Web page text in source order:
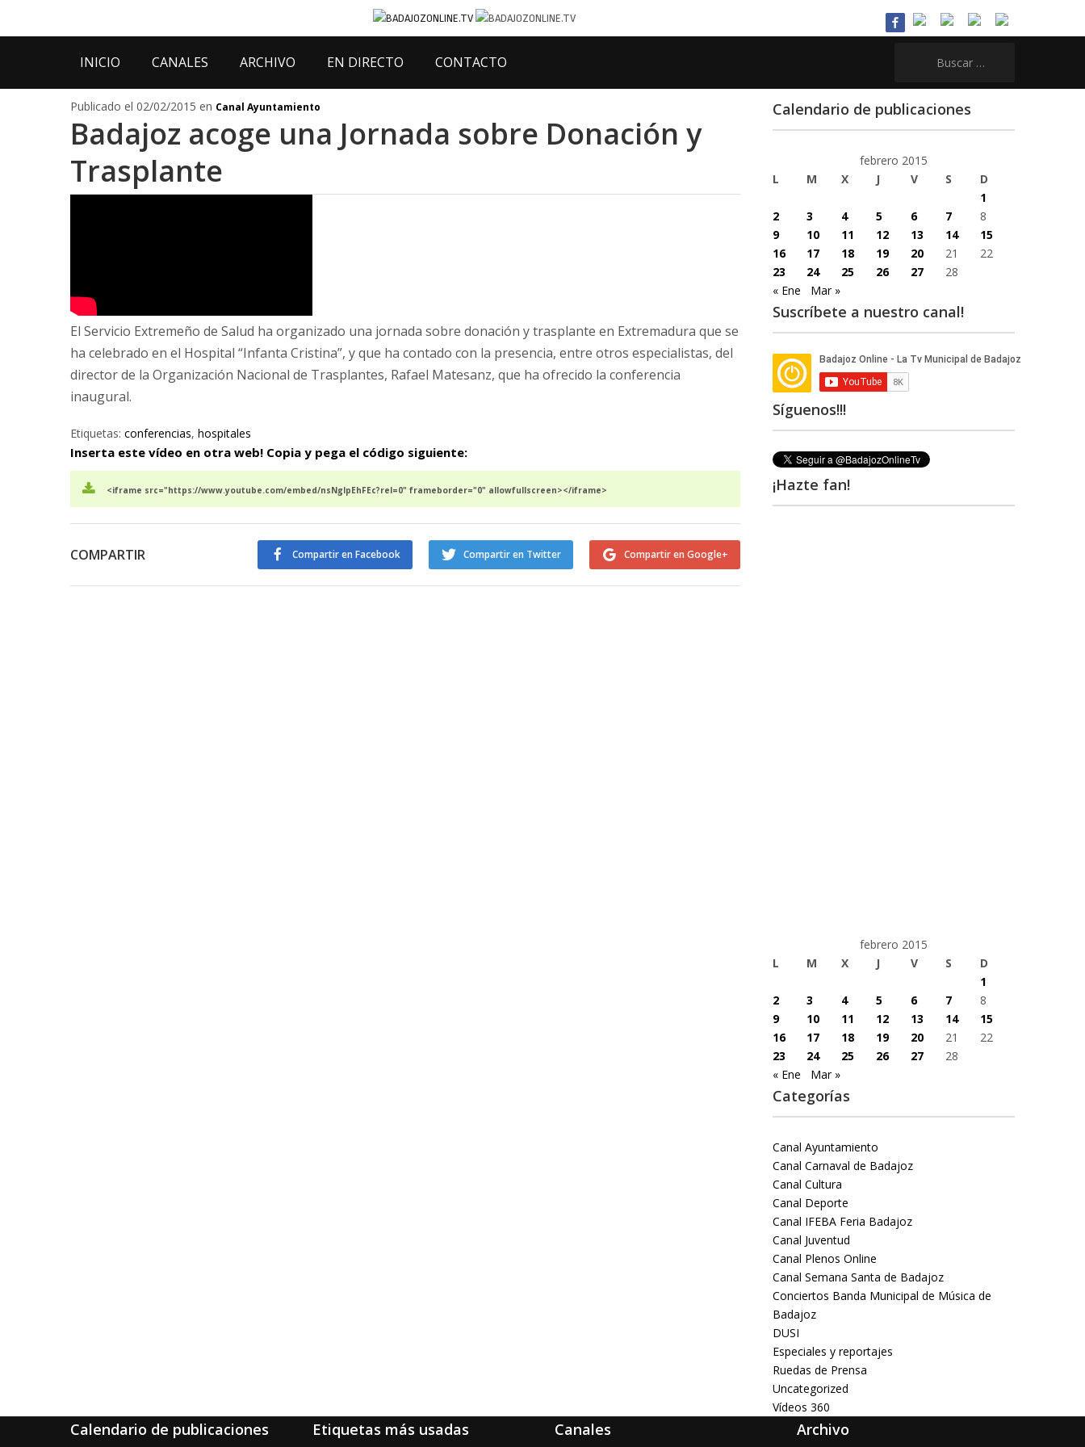
INICIO CANALES ARCHIVO EN DIRECTO CONTACTO
Publicado el 02/02/2015 en Canal Ayuntamiento
Badajoz acoge una Jornada sobre Donación y
Trasplante
El Servicio Extremeño de Salud ha organizado una jornada sobre donación y trasplante en Extremadura que se
ha celebrado en el Hospital “Infanta Cristina”, y que ha contado con la presencia, entre otros especialistas, del
director de la Organización Nacional de Trasplantes, Rafael Matesanz, que ha ofrecido la conferencia
inaugural.
Etiquetas: conferencias, hospitales
Inserta este vídeo en otra web! Copia y pega el código siguiente:
<iframe src="https://www.youtube.com/embed/nsNglpEhFEc?rel=0" frameborder="0" allowfullscreen></iframe>
COMPARTIR Compartir en Google+
Compartir en Twitter
Compartir en Facebook
Calendario de publicaciones
febrero 2015
L
M X J V S
D
1
2
3 4 5 6 7
8
9
10 11 12 13 14
15
16
17 18 19 20 21
22
23
24 25 26 27
28
« Ene
Mar »
Suscríbete a nuestro canal!
Síguenos!!!
¡Hazte fan!
febrero 2015
L
M X J V S
D
1
2
3 4 5 6 7
8
9
10 11 12 13 14
15
16
17 18 19 20 21
22
23
24 25 26 27
28
« Ene
Mar »
Categorías
Canal Ayuntamiento
Canal Carnaval de Badajoz
Canal Cultura
Canal Deporte
Canal IFEBA Feria Badajoz
Canal Juventud
Canal Plenos Online
Canal Semana Santa de Badajoz
Conciertos Banda Municipal de Música de
Badajoz
DUSI
Especiales y reportajes
Ruedas de Prensa
Uncategorized
Vídeos 360
Calendario de publicaciones Etiquetas más usadas Canales Archivo